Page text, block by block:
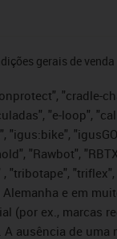
gerais de venda
"cradle-
"e-loop",
e em
ex., marcas
ausência de